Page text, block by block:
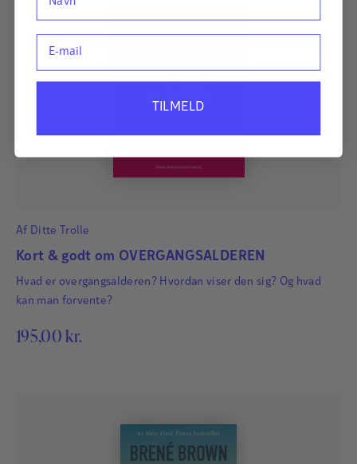
Af Ditte Trolle
Kort & godt om OVERGANGSALDEREN
Hvad er overgangsalderen? Hvordan viser den sig? Og hvad
kan man forvente?
195,00 kr.
E-mail
TILMELD